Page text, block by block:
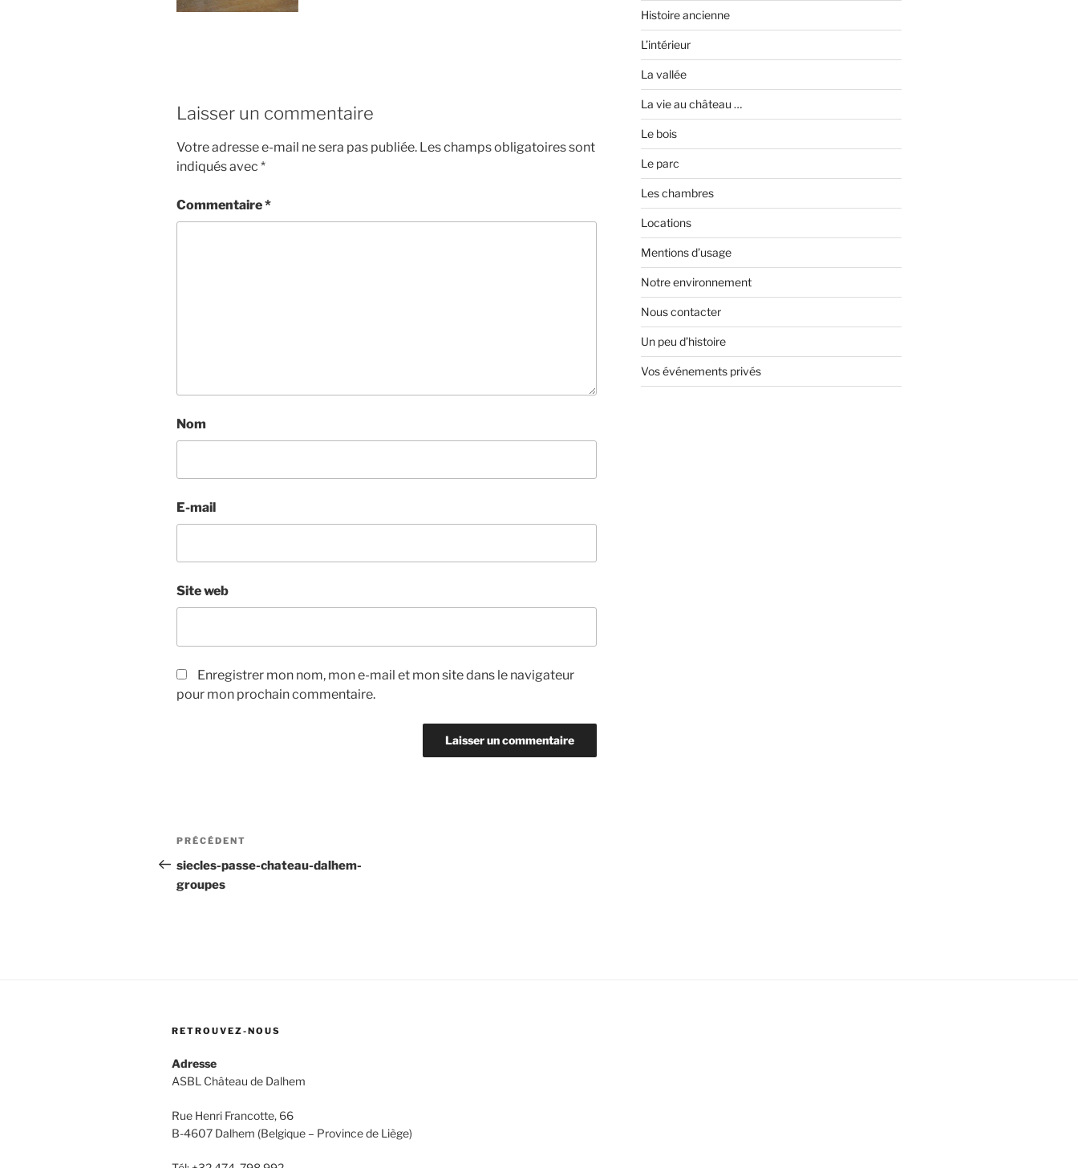
Laisser un commentaire
Votre adresse e-mail ne sera pas publiée. Les champs obligatoires sont
indiqués avec *
Commentaire*
Nom
E-mail
Site web
Enregistrer mon nom, mon e-mail et mon site dans le navigateur
pour mon prochain commentaire.
Navigation
de
l’article
Article
précédent
PRÉCÉDENT
siecles-passe-chateau-dalhem-
groupes
Histoire ancienne
L’intérieur
La vallée
La vie au château …
Le bois
Le parc
Les chambres
Locations
Mentions d’usage
Notre environnement
Nous contacter
Un peu d’histoire
Vos événements privés
RETROUVEZ-NOUS
Adresse
ASBL Château de Dalhem
Rue Henri Francotte, 66
B-4607 Dalhem (Belgique – Province de Liège)